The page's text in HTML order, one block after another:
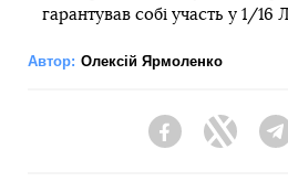
гарантував собі участь у 1/16
Автор: Олексій Ярмоленко
FacebookTwitter